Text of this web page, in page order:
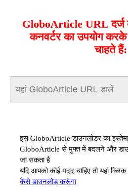
GloboArticle URL दर्ज
कनवर्टर का उपयोग
चाहते हैं:
इस GloboArticle डाउनलोडर का
GloboArticle से मुफ्त में बदलने और
जा सकता है
यदि आपको कोई मदद चाहिए तो यहां
कैसे डाउनलोड करूंगा